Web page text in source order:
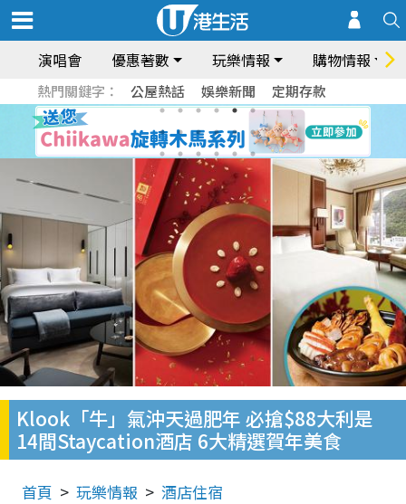
演唱會 優惠著數 玩樂情報 購物情報
熱門關鍵字： 公屋熱話 娛樂新聞 定期存款
Klook「牛」氣沖天過肥年 必搶$88大利是
14間Staycation酒店 6大精選賀年美食
首頁 玩樂情報 酒店住宿